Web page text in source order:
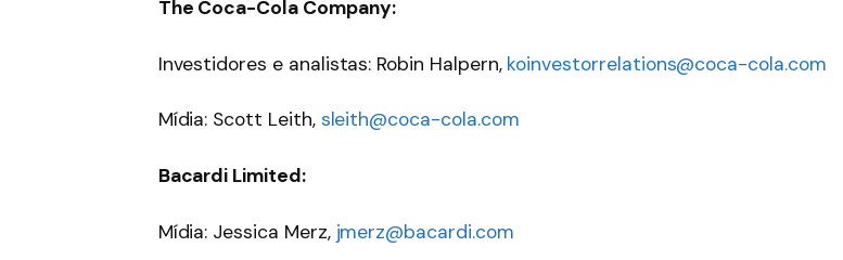
The Coca-Cola Company:
Investidores e analistas: Robin Halpern, koinvestorrelations@coca-cola.com
Mídia: Scott Leith, sleith@coca-cola.com
Bacardi Limited:
Mídia: Jessica Merz, jmerz@bacardi.com